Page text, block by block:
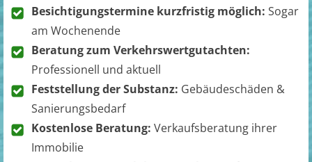
Besichtigungstermine kurzfristig möglich: Sogar
am Wochenende
Beratung zum Verkehrswertgutachten:
Professionell und aktuell
Feststellung der Substanz: Gebäudeschäden &
Sanierungsbedarf
Kostenlose Beratung: Verkaufsberatung ihrer
Immobilie